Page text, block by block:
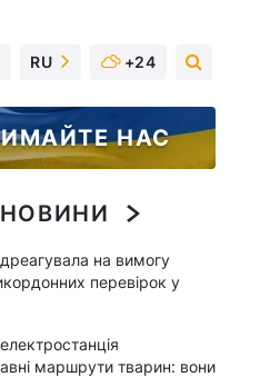
RU +24
НАС
на вимогу
перевірок у
маршрути тварин: вони